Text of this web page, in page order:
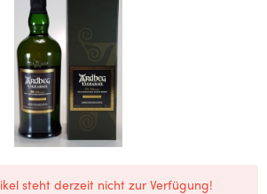
steht derzeit nicht zur Verfügung!